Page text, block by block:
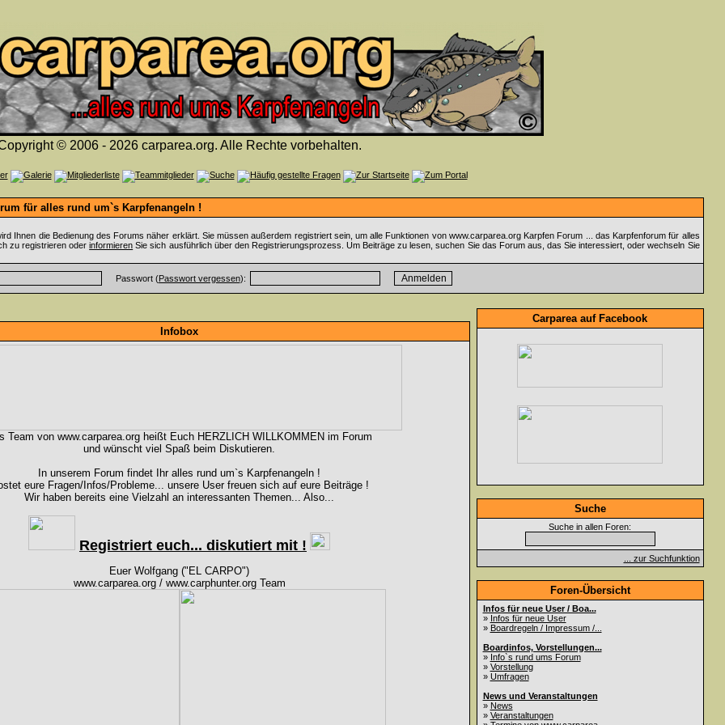
© 2006 - 2026 carparea.org. Alle Rechte vorbehalten.
für alles rund um`s Karpfenangeln !
Ihnen die Bedienung des Forums näher erklärt. Sie müssen außerdem registriert sein, um alle Funktionen von www.carparea.org Karpfen Forum ... das Karpfenforum für alles
zu registrieren oderinformieren Sie sich ausführlich über den Registrierungsprozess. Um Beiträge zu lesen, suchen Sie das Forum aus, das Sie interessiert, oder wechseln Sie
Passwort (Passwort vergessen):
Infobox
Team von www.carparea.org heißt Euch HERZLICH WILLKOMMEN im Forum
und wünscht viel Spaß beim Diskutieren.
In unserem Forum findet Ihr alles rund um`s Karpfenangeln !
eure Fragen/Infos/Probleme... unsere User freuen sich auf eure Beiträge !
Wir haben bereits eine Vielzahl an interessanten Themen... Also...
Registriert euch... diskutiert mit !
Euer Wolfgang ("EL CARPO")
www.carparea.org / www.carphunter.org Team
Carparea auf Facebook
Suche
Suche in allen Foren:
... zur Suchfunktion
Foren-Übersicht
Infos für neue User / Boa...
» Infos für neue User
» Boardregeln / Impressum /...
Boardinfos, Vorstellungen...
» Info`s rund ums Forum
» Vorstellung
» Umfragen
News und Veranstaltungen
» News
» Veranstaltungen